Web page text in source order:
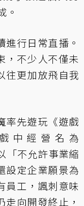
。
行日常直播。
，不少人不僅未
往更加放飛自我
率先遊玩《遊戲
中經營名為
「不允許事業縮
設定企業願景為
員工，諷刺意味
向開發終止，